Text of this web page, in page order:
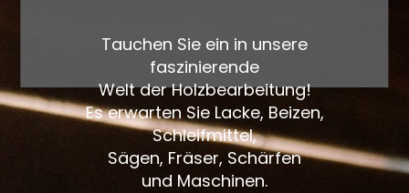
Tauchen Sie ein in unsere
faszinierende
Welt der Holzbearbeitung!
Es erwarten Sie Lacke, Beizen,
Schleifmittel,
Sägen, Fräser, Schärfen
und Maschinen.